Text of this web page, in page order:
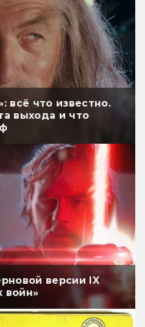
всё что известно.
выхода и что
версии IX
войн»